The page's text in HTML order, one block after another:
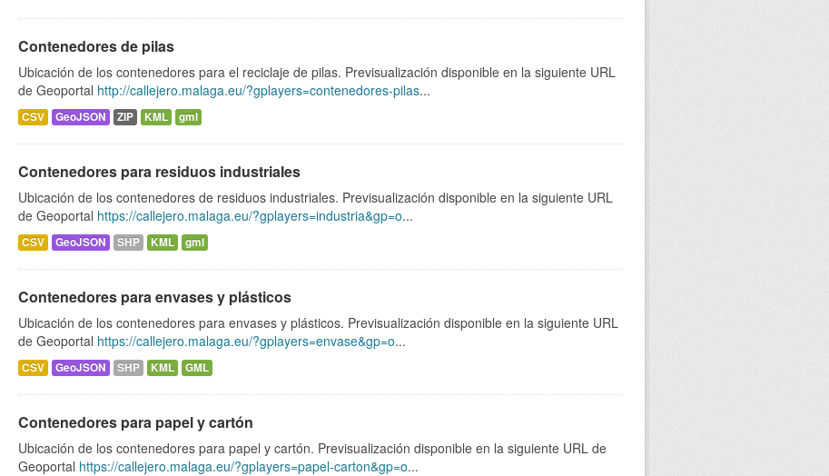
Contenedores de pilas
Ubicación de los contenedores para el reciclaje de pilas. Previsualización disponible en la siguiente URL
de Geoportal http://callejero.malaga.eu/?gplayers=contenedores-pilas...
CSV GeoJSON ZIP KML gml
Contenedores para residuos industriales
Ubicación de los contenedores de residuos industriales. Previsualización disponible en la siguiente URL
de Geoportal https://callejero.malaga.eu/?gplayers=industria&gp=o...
CSV GeoJSON SHP KML gml
Contenedores para envases y plásticos
Ubicación de los contenedores para envases y plásticos. Previsualización disponible en la siguiente URL
de Geoportal https://callejero.malaga.eu/?gplayers=envase&gp=o...
CSV GeoJSON SHP KML GML
Contenedores para papel y cartón
Ubicación de los contenedores para papel y cartón. Previsualización disponible en la siguiente URL de
Geoportal https://callejero.malaga.eu/?gplayers=papel-carton&gp=o...